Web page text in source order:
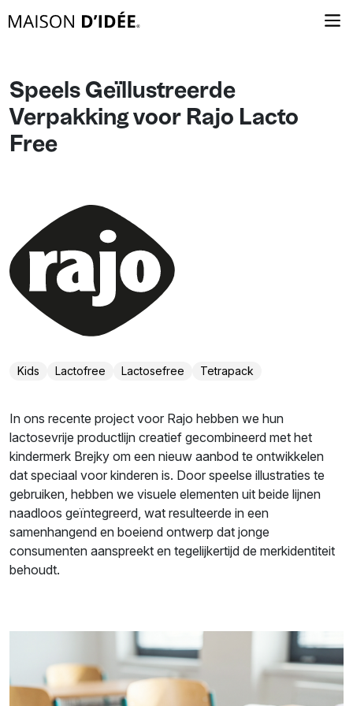
Speels Geïllustreerde
Verpakking voor Rajo Lacto
Free
Kids Lactofree Lactosefree Tetrapack
In ons recente project voor Rajo hebben we hun
lactosevrije productlijn creatief gecombineerd met het
kindermerk Brejky om een nieuw aanbod te ontwikkelen
dat speciaal voor kinderen is. Door speelse illustraties te
gebruiken, hebben we visuele elementen uit beide lijnen
naadloos geïntegreerd, wat resulteerde in een
samenhangend en boeiend ontwerp dat jonge
consumenten aanspreekt en tegelijkertijd de merkidentiteit
behoudt.